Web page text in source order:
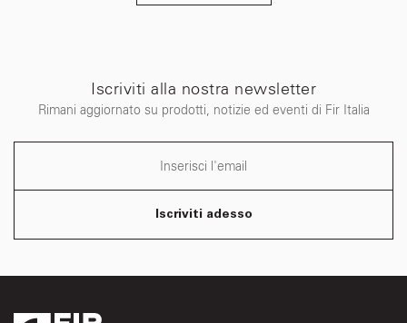
Iscriviti alla nostra newsletter
Rimani aggiornato su prodotti, notizie ed eventi di Fir Italia
Iscriviti adesso